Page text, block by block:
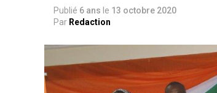
Publié 6 ans le 13 octobre 2020
Par Redaction